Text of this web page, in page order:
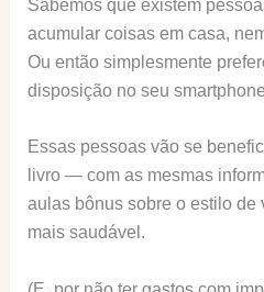
Sabemos que existem
acumular coisas em casa,
Ou então simplesmente
disposição no seu
Essas pessoas vão se
livro — com as mesmas
aulas bônus sobre o estilo de
mais saudável.